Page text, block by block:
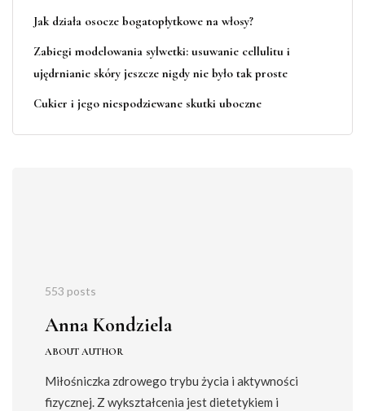
Jak działa osocze bogatopłytkowe na włosy?
Zabiegi modelowania sylwetki: usuwanie cellulitu i
ujędrnianie skóry jeszcze nigdy nie było tak proste
Cukier i jego niespodziewane skutki uboczne
553 posts
Anna Kondziela
ABOUT AUTHOR
Miłośniczka zdrowego trybu życia i aktywności
fizycznej. Z wykształcenia jest dietetykiem i